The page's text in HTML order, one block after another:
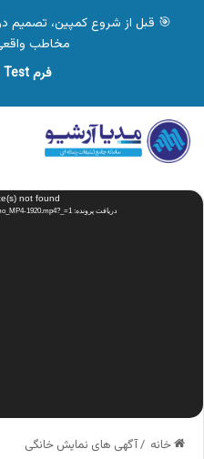
مخاطب
فرم Quick Ad Test
نمایشگر
ویدیو not found
دریافت پرونده: https://cdn.mediaarshiv.ir/uploads/2025/09/me041026-007-filimo_MP4-1920.mp4?_=1
خانه /آگهی های نمایش خانگی